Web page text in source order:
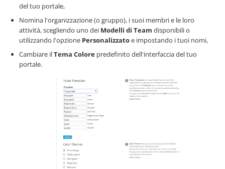
del tuo portale,
Nomina l'organizzazione (o gruppo), i suoi membri e le loro
attività, scegliendo uno dei Modelli di Team disponibili o
utilizzando l'opzione Personalizzatoe impostando i tuoi nomi,
Cambiare ilTema Colore predefinito dell'interfaccia del tuo
portale.